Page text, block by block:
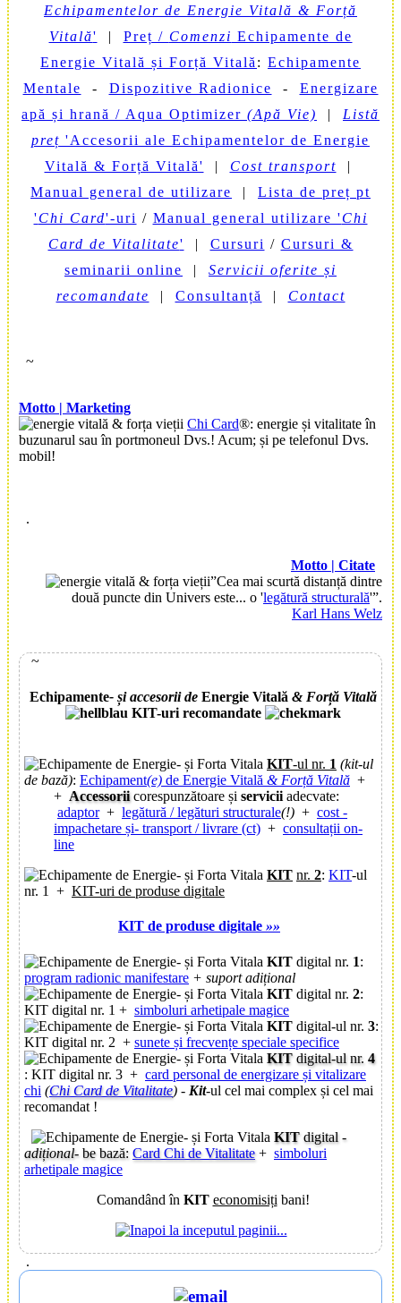
Echipamentelor de Energie Vitală & Forță
Vitală' | Preț / Comenzi Echipamente de
Energie Vitală și Forță Vitală: Echipamente
Mentale - Dispozitive Radionice - Energizare
apă și hrană / Aqua Optimizer (Apă Vie) | Listă
preț 'Accesorii ale Echipamentelor de Energie
Vitală & Forță Vitală' | Cost transport |
Manual general de utilizare
| Lista de preț pt
'Chi Card'-uri / Manual general utilizare 'Chi
Card de Vitalitate' | Cursuri / Cursuri &
seminarii online
| Servicii oferite și
recomandate | Consultanță | Contact
~
Motto | Marketing
Chi Card®: energie și vitalitate în
buzunarul sau în portmoneul Dvs.! Acum; și pe telefonul Dvs.
mobil!
.
Motto | Citate
”Cea mai scurtă distanță dintre
două puncte din Univers este... o 'legătură structurală'”.
Karl Hans Welz
~
Echipamente- și accesorii de Energie Vitală & Forță Vitală
KIT-uri recomandate
KIT-ul nr. 1 (kit-ul
de bază): Echipament(e) de Energie Vitală & Forță Vitală +
+ Accessoriicorespunzătoare și servicii adecvate:
adaptor+ legătură / legături structurale(!) + cost -
impachetare și- transport / livrare (ct) + consultații on-
line
KIT nr. 2: KIT-ul
nr. 1 + KIT-uri de produse digitale
KIT de produse digitale »»
KIT digital nr. 1:
program radionic manifestare + suport adițional
KIT digital nr. 2:
KIT digital nr. 1 + simboluri arhetipale magice
KIT digital-ul nr. 3:
KIT digital nr. 2 + sunete și frecvențe speciale specifice
KIT digital-ul nr. 4
: KIT digital nr. 3 + card personal de energizare și vitalizare
chi (Chi Card de Vitalitate) - Kit-ul cel mai complex și cel mai
recomandat !
KIT digital -
adițional- be bază: Card Chi de Vitalitate + simboluri
arhetipale magice
Comandând în KIT economisiți bani!
.